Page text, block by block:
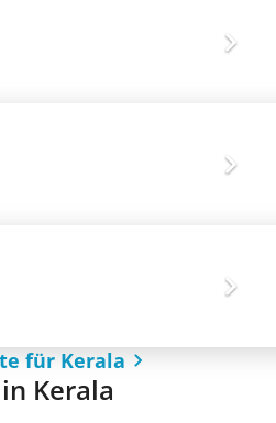
für Kerala
Kerala